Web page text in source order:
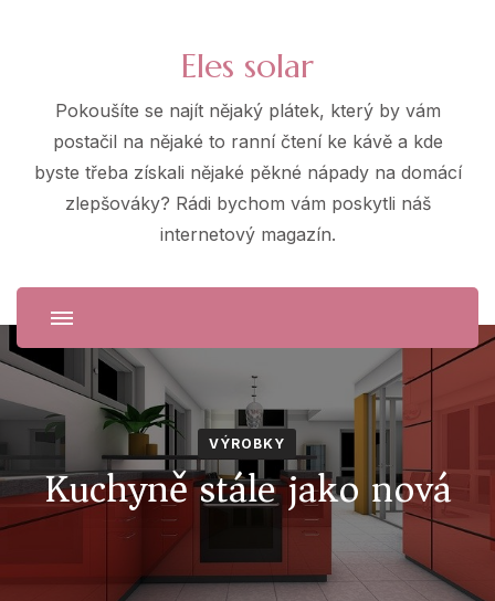
Eles solar
Pokoušíte se najít nějaký plátek, který by vám
postačil na nějaké to ranní čtení ke kávě a kde
byste třeba získali nějaké pěkné nápady na domácí
zlepšováky? Rádi bychom vám poskytli náš
internetový magazín.
VÝROBKY
Kuchyně stále jako nová